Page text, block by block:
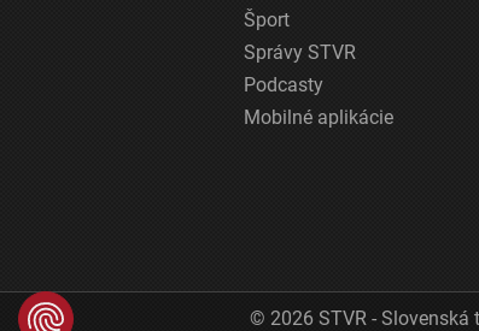
Šport
Správy STVR
Podcasty
Mobilné aplikácie
© 2026 STVR - Slovenská